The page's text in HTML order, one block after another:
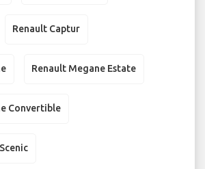
Renault Captur
Renault Megane Estate
Convertible